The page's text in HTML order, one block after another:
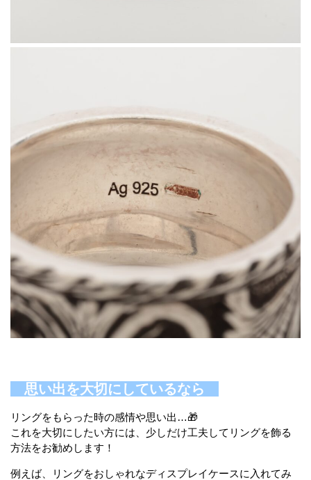
思い出を大切にしているなら
リングをもらった時の感情や思い出…🎁
これを大切にしたい方には、少しだけ工夫してリングを飾る
方法をお勧めします！
例えば、リングをおしゃれなディスプレイケースに入れてみ